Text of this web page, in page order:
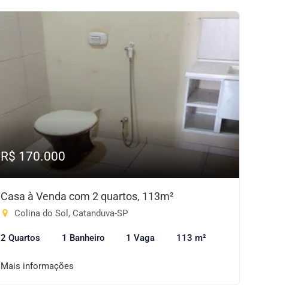
R$ 170.000
Casa à Venda com 2 quartos, 113m²
Colina do Sol, Catanduva-SP
2 Quartos 1 Banheiro 1 Vaga 113 m²
Mais informações